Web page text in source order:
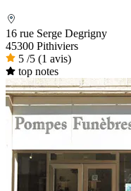
16 rue Serge Degrigny
45300 Pithiviers
5 /5 (1 avis)
top notes